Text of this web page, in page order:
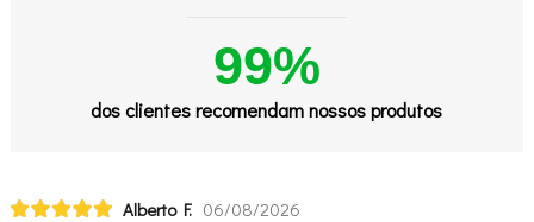
99%
dos clientes recomendam nossos produtos
Alberto F. 06/08/2026